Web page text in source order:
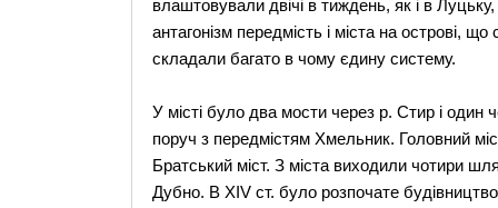
влаштовували двічі в тиждень, як i в
антагонiзм передмiсть i мiста на островi,
складали багато в чому єдину систему.
У місті було два мости через р. Стир і один
поруч з передмістям Хмельник. Головний
Братський міст. З міста виходили чотири
Дубно. В XІV ст. було розпочате